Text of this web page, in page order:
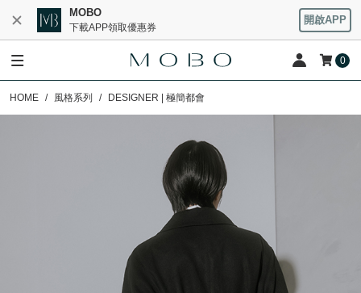
MOBO
下載APP領取優惠券
開啟APP
0
HOME 風格系列 DESIGNER | 極簡都會